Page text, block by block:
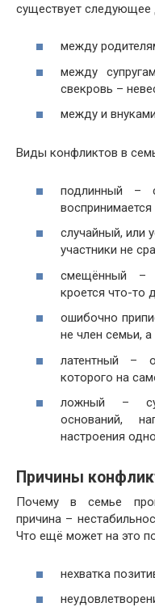
существует следующее
между
между
свекровь –
между и
Виды конфликтов в
подлинный –
случайный, или
участники не
смещённый –
кроется что-то
ошибочно
не член семьи,
латентный –
которого на
ложный –
оснований,
настроения
Причины
Почему в семье
причина –
Что ещё может на это
нехватка